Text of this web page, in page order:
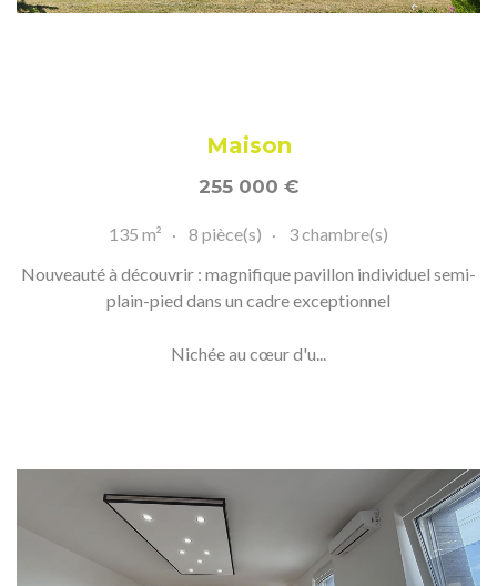
Maison
255 000 €
135 m² 8 pièce(s)
3 chambre(s)
Nouveauté à découvrir : magnifique pavillon individuel semi-
plain-pied dans un cadre exceptionnel
Nichée au cœur d'u...